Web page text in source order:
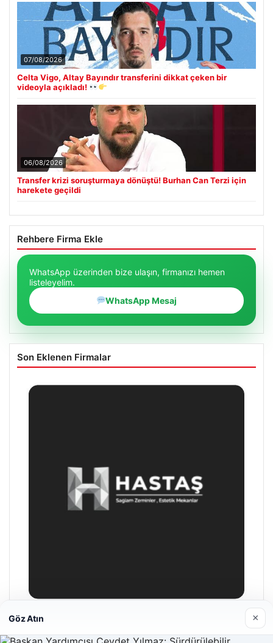
07/08/2026
Celta Vigo, Altay Bayındır transferini dikkat çeken bir
videoyla açıkladı!
06/08/2026
Transfer krizi soruşturmaya dönüştü! Burhan Can Terzi için
harekete geçildi
Rehbere Firma Ekle
WhatsApp üzerinden bize ulaşın, firmanızı hemen
listeleyelim.
WhatsApp Mesaj
Son Eklenen Firmalar
Enes Kaplan Avukatlık Bürosu
28/04/2026
Göz Atın ×